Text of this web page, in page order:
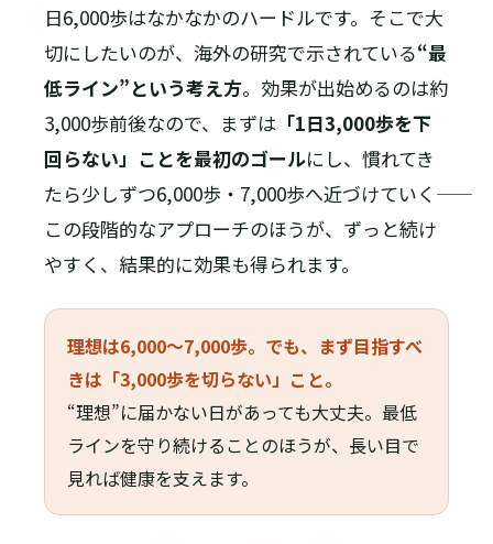
日6,000歩はなかなかのハードルです。そこで大
切にしたいのが、海外の研究で示されている“最
低ライン”という考え方。効果が出始めるのは約
3,000歩前後なので、まずは 「1日3,000歩を下
回らない」ことを最初のゴールにし、慣れてき
たら少しずつ6,000歩・7,000歩へ近づけていく――
この段階的なアプローチのほうが、ずっと続け
やすく、結果的に効果も得られます。
理想は6,000〜7,000歩。でも、まず目指すべ
きは「3,000歩を切らない」こと。
“理想”に届かない日があっても大丈夫。最低
ラインを守り続けることのほうが、長い目で
見れば健康を支えます。